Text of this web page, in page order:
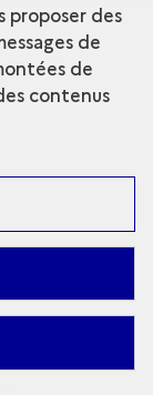
proposer des
de
de
contenus